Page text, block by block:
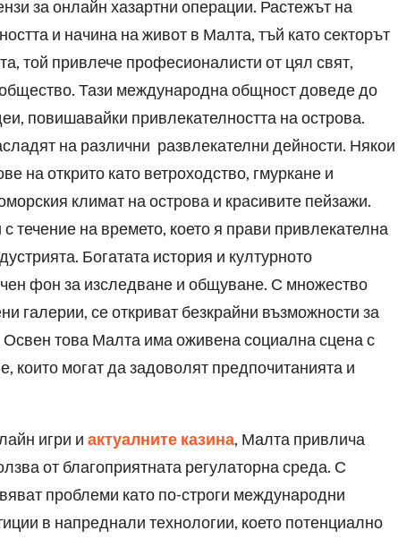
за онлайн хазартни операции. Растежът на
и начина на живот в Малта, тъй като секторът
той привлече професионалисти от цял свят,
Тази международна общност доведе до
повишавайки привлекателността на острова.
на различни развлекателни дейности. Някои
на открито като ветроходство, гмуркане и
климат на острова и красивите пейзажи.
течение на времето, което я прави привлекателна
Богатата история и културното
фон за изследване и общуване. С множество
галерии, се откриват безкрайни възможности за
това Малта има оживена социална сцена с
които могат да задоволят предпочитанията и
игри и актуалните казина, Малта привлича
от благоприятната регулаторна среда. С
проблеми като по-строги международни
в напреднали технологии, което потенциално